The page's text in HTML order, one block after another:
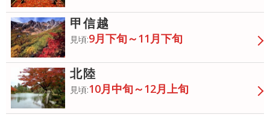
甲信越
見頃:9月下旬～11月下旬
北陸
見頃:10月中旬～12月上旬